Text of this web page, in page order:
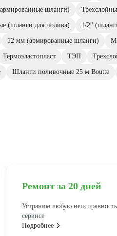
шланги)
(шланги для полива) 1/2"
12 мм (армированные шланги)
Термоэластопласт ТЭП
Шланги поливочные 25 м Boutte
Ремонт за 20 дней
Устраним любую
сервисе
Подробнее